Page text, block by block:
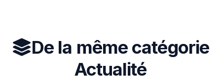
De la même catégorie
Actualité